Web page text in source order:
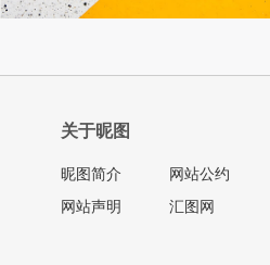
关于昵图
昵图简介
网站声明
网站公约
汇图网